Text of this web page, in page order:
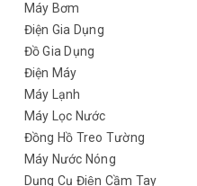
Máy Bơm
Điện Gia Dụng
Đồ Gia Dụng
Điện Máy
Máy Lạnh
Máy Lọc Nước
Đồng Hồ Treo Tường
Máy Nước Nóng
Dụng Cụ Điện Cầm Tay